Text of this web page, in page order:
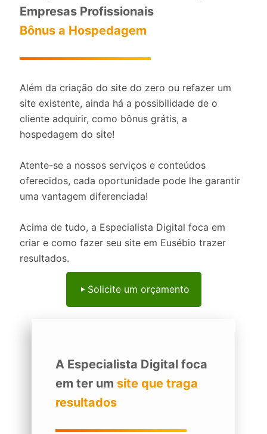
Empresas Profissionais
Bônus a Hospedagem
Além da criação do site do zero ou refazer um
site existente, ainda há a possibilidade de o
cliente adquirir, como bônus grátis, a
hospedagem do site!
Atente-se a nossos serviços e conteúdos
oferecidos, cada oportunidade pode lhe garantir
uma vantagem diferenciada!
Acima de tudo, a Especialista Digital foca em
criar e como fazer seu site em Eusébio trazer
resultados.
Solicite um orçamento
A Especialista Digital foca
em ter um site que traga
resultados